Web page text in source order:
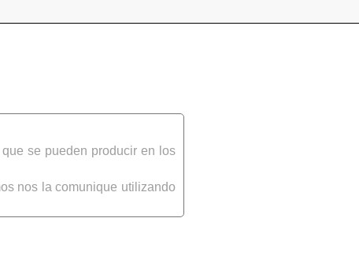
se pueden producir en los
nos la comunique utilizando